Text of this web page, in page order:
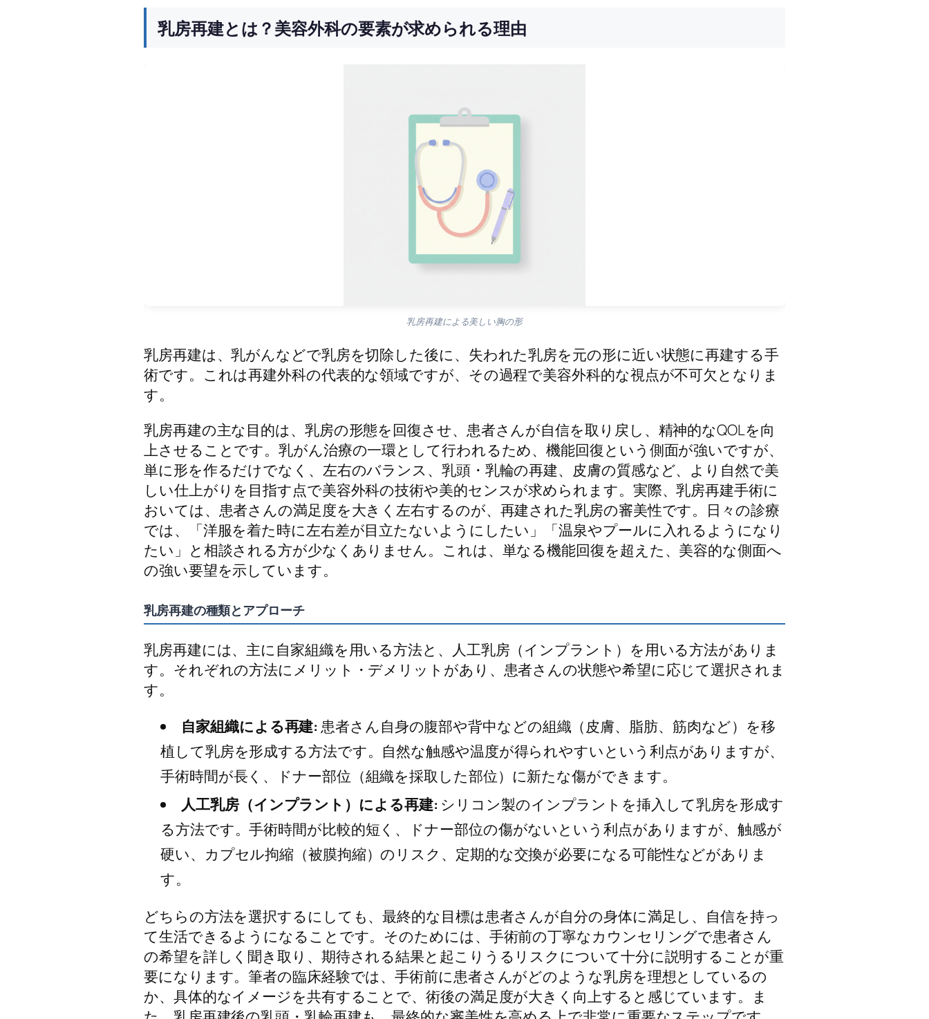
乳房再建とは？美容外科の要素が求められる理由
乳房再建による美しい胸の形
乳房再建は、乳がんなどで乳房を切除した後に、失われた乳房を元の形に近い状態に再建する手
術です。これは再建外科の代表的な領域ですが、その過程で美容外科的な視点が不可欠となりま
す。
乳房再建の主な目的は、乳房の形態を回復させ、患者さんが自信を取り戻し、精神的なQOLを向
上させることです。乳がん治療の一環として行われるため、機能回復という側面が強いですが、
単に形を作るだけでなく、左右のバランス、乳頭・乳輪の再建、皮膚の質感など、より自然で美
しい仕上がりを目指す点で美容外科の技術や美的センスが求められます。実際、乳房再建手術に
おいては、患者さんの満足度を大きく左右するのが、再建された乳房の審美性です。日々の診療
では、「洋服を着た時に左右差が目立たないようにしたい」「温泉やプールに入れるようになり
たい」と相談される方が少なくありません。これは、単なる機能回復を超えた、美容的な側面へ
の強い要望を示しています。
乳房再建の種類とアプローチ
乳房再建には、主に自家組織を用いる方法と、人工乳房（インプラント）を用いる方法がありま
す。それぞれの方法にメリット・デメリットがあり、患者さんの状態や希望に応じて選択されま
す。
自家組織による再建: 患者さん自身の腹部や背中などの組織（皮膚、脂肪、筋肉など）を移
植して乳房を形成する方法です。自然な触感や温度が得られやすいという利点がありますが、
手術時間が長く、ドナー部位（組織を採取した部位）に新たな傷ができます。
人工乳房（インプラント）による再建: シリコン製のインプラントを挿入して乳房を形成す
る方法です。手術時間が比較的短く、ドナー部位の傷がないという利点がありますが、触感が
硬い、カプセル拘縮（被膜拘縮）のリスク、定期的な交換が必要になる可能性などがありま
す。
どちらの方法を選択するにしても、最終的な目標は患者さんが自分の身体に満足し、自信を持っ
て生活できるようになることです。そのためには、手術前の丁寧なカウンセリングで患者さん
の希望を詳しく聞き取り、期待される結果と起こりうるリスクについて十分に説明することが重
要になります。筆者の臨床経験では、手術前に患者さんがどのような乳房を理想としているの
か、具体的なイメージを共有することで、術後の満足度が大きく向上すると感じています。ま